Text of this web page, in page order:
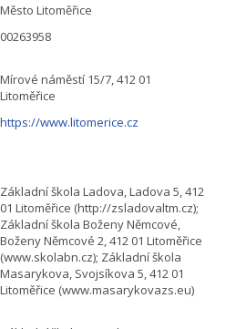
Město Litoměřice
00263958
Mírové náměstí 15/7, 412 01
Litoměřice
https://www.litomerice.cz
Základní škola Ladova, Ladova 5, 412
01 Litoměřice (http://zsladovaltm.cz);
Základní škola Boženy Němcové,
Boženy Němcové 2, 412 01 Litoměřice
(www.skolabn.cz); Základní škola
Masarykova, Svojsíkova 5, 412 01
Litoměřice (www.masarykovazs.eu)